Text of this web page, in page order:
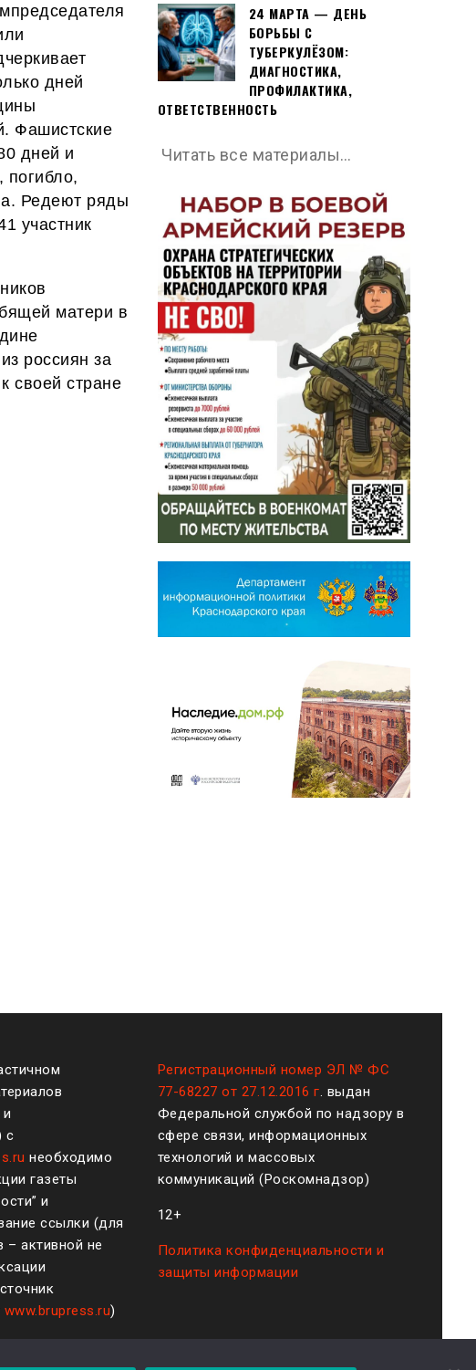
дней
Фашистские
дней и
Редеют ряды
участник
матери в
россиян за
своей стране
24 МАРТА — ДЕНЬ
БОРЬБЫ С
ТУБЕРКУЛЁЗОМ:
ДИАГНОСТИКА,
ПРОФИЛАКТИКА,
ОТВЕТСТВЕННОСТЬ
Читать все материалы…
с
необходимо
газеты
и
ссылки (для
– активной не
www.brupress.ru)
Регистрационный номер ЭЛ № ФС
77-68227 от 27.12.2016 г. выдан
Федеральной службой по надзору в
сфере связи, информационных
технологий и массовых
коммуникаций (Роскомнадзор)
12+
Политика конфиденциальности и
защиты информации